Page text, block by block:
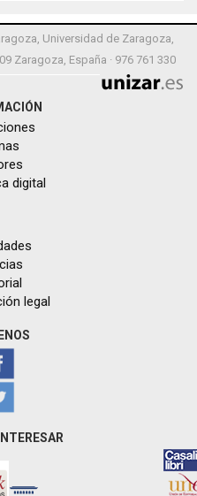
Universidad de Zaragoza,
Zaragoza, España · 976 761 330
digital
legal